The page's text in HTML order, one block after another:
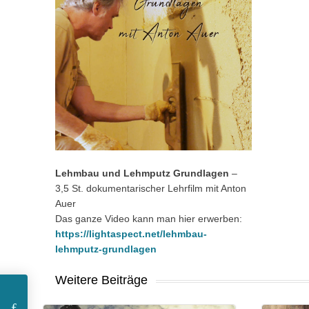
Lehmbau und Lehmputz Grundlagen –
3,5 St. dokumentarischer Lehrfilm mit Anton
Auer
Das ganze Video kann man hier erwerben:
https://lightaspect.net/lehmbau-
lehmputz-grundlagen
Weitere Beiträge
COMMENTS: